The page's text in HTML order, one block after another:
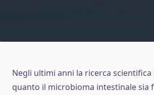
Negli ultimi anni la ricerca scientifica
quanto il microbioma intestinale sia